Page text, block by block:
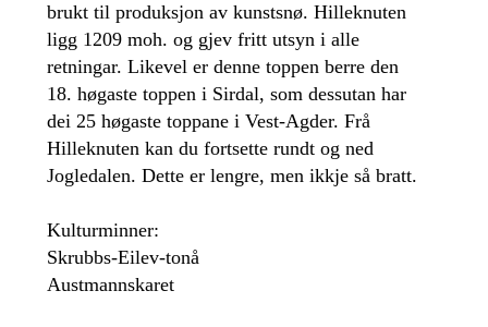
brukt til produksjon av kunstsnø. Hilleknuten
ligg 1209 moh. og gjev fritt utsyn i alle
retningar. Likevel er denne toppen berre den
18. høgaste toppen i Sirdal, som dessutan har
dei 25 høgaste toppane i Vest-Agder. Frå
Hilleknuten kan du fortsette rundt og ned
Jogledalen. Dette er lengre, men ikkje så bratt.
Kulturminner:
Skrubbs-Eilev-tonå
Austmannskaret